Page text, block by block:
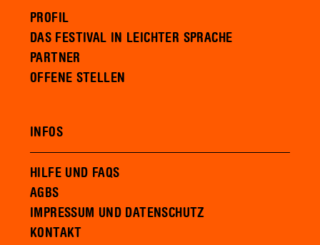
PROFIL
DAS FESTIVAL IN LEICHTER SPRACHE
PARTNER
OFFENE STELLEN
INFOS
HILFE UND FAQS
AGBS
IMPRESSUM UND DATENSCHUTZ
KONTAKT